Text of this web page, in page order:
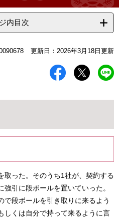
内目次
更新日：2026年3月18日更新
取った。そのうち1社が、契約する
引に段ボールを置いていった。
で段ボールを引き取りに来るよう
しくは自分で持って来るように言